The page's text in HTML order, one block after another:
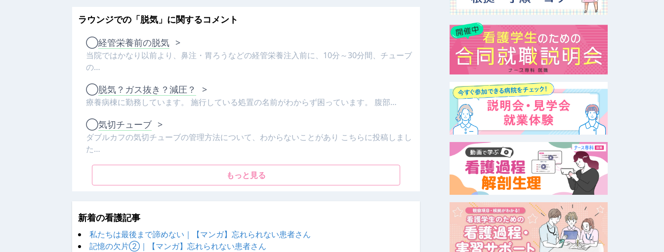
ラウンジでの「脱気」に関するコメント
◯経管栄養前の脱気 >
当院ではかなり以前より、鼻注・胃ろうなどの経管栄養注入前に、10分～30分間、チューブ
の…
◯脱気？ガス抜き？減圧？ >
療養病棟に勤務しています。 施行している処置の名前がわからず困っています。 腹部…
◯気切チューブ >
ダブルカフの気切チューブの管理方法について、わからないことがあり こちらに投稿しまし
た…
もっと見る
新着の看護記事
私たちは最後まで諦めない｜【マンガ】忘れられない患者さん
記憶の欠片②｜【マンガ】忘れられない患者さん